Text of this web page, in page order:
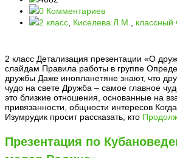
0 Комментариев
2 класс Киселева Л.М. классный
2 класс Детализация презентации «О
слайдам Правила работы в группе
дружбы Даже инопланетяне знают, что
чудо на свете Дружба – самое главное
это близкие отношения, основанные на
привязанности, общности интересов
Изумрудик просит рассказать, кто
Презентация по